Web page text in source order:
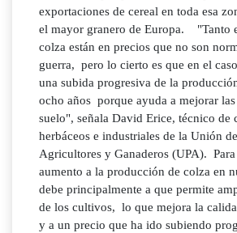
exportaciones de cereal en toda esa
el mayor granero de Europa. "Tanto
colza están en precios que no son
guerra, pero lo cierto es que en el
una subida progresiva de la
ocho años porque ayuda a mejorar
suelo", señala David Erice, técnico de
herbáceos e industriales de la Unión
Agricultores y Ganaderos (UPA).
aumento a la producción de colza en
debe principalmente a que permite
de los cultivos, lo que mejora la
y a un precio que ha ido subiendo